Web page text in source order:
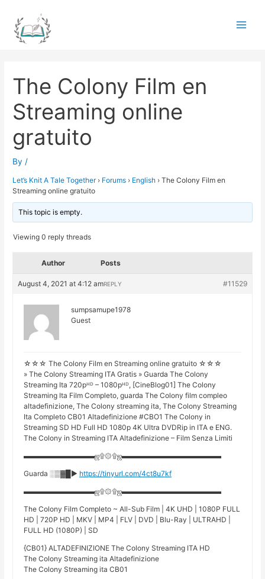
content
The Colony Film en
Streaming online
gratuito
By /
Let’s Knit A Tale Together › Forums › English › The Colony Film en
Streaming online gratuito
This topic is empty.
Viewing 0 reply threads
Author Posts
August 4, 2021 at 4:12 am #11529
REPLY
sumpsamupe1978
Guest
☆☆☆ The Colony Film en Streaming online gratuito ☆☆☆
» The Colony Streaming ITA Gratis » Guarda The Colony
Streaming Ita 720pᴴᴰ – 1080pᴴᴰ, [CineBlog01] The Colony
Streaming Ita Film Completo, guarda The Colony film compleo
altadefinizione, The Colony streaming ita, The Colony Streaming
Ita Completo CB01 Altadefinizione #CBO1 The Colony in
Streaming SD HD Full HD 1080p 4K Ultra DVDRip in ITA e ENG.
The Colony in Streaming ITA Altadefinizione – Film Senza Limiti
▬▬▬▬▬▬▬▬▬▬ஜ۩۞۩ஜ▬▬▬▬▬▬▬▬▬▬▬▬▬▬
Guarda ░▒▓█► https://tinyurl.com/4ct8u7kf
▬▬▬▬▬▬▬▬▬▬ஜ۩۞۩ஜ▬▬▬▬▬▬▬▬▬▬▬▬▬▬
The Colony Film Completo ~ All-Sub Film | 4K UHD | 1080P FULL
HD | 720P HD | MKV | MP4 | FLV | DVD | Blu-Ray | ULTRAHD |
FULL HD (1080P) | SD
{CB01} ALTADEFINIZIONE The Colony Streaming ITA HD
The Colony Streaming ita Altadefinizione
The Colony Streaming ita CB01